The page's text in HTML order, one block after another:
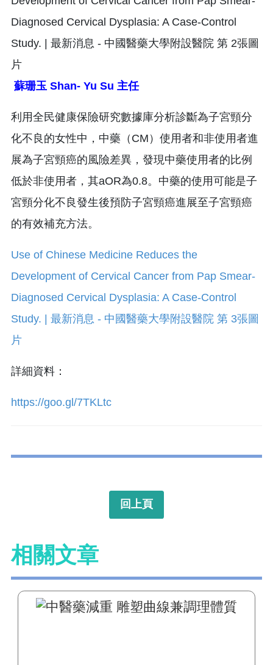
蘇珊玉 Shan- Yu Su 主任
利用全民健康保險研究數據庫分析診斷為子宮頸分
化不良的女性中，中藥（CM）使用者和非使用者進
展為子宮頸癌的風險差異，發現中藥使用者的比例
低於非使用者，其aOR為0.8。中藥的使用可能是子
宮頸分化不良發生後預防子宮頸癌進展至子宮頸癌
的有效補充方法。
詳細資料：
https://goo.gl/7TKLtc
回上頁
相關文章